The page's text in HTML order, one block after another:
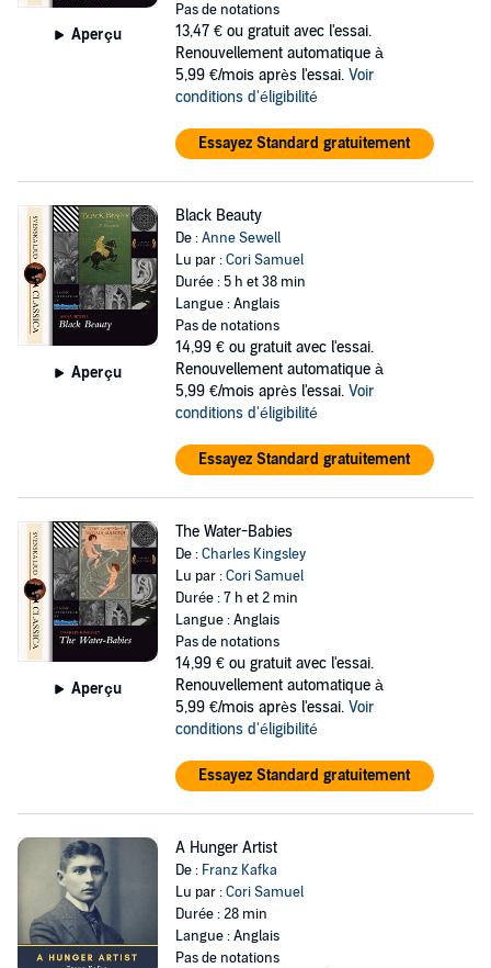
Aperçu
Pas de notations
13,47 € ou gratuit avec l'essai.
Renouvellement automatique à
5,99 €/mois après l'essai. Voir
conditions d'éligibilité
Essayez Standard gratuitement
Aperçu
Black Beauty
De :Anne Sewell
Lu par :Cori Samuel
Durée : 5 h et 38 min
Langue : Anglais
Pas de notations
14,99 € ou gratuit avec l'essai.
Renouvellement automatique à
5,99 €/mois après l'essai. Voir
conditions d'éligibilité
Essayez Standard gratuitement
Aperçu
The Water-Babies
De :Charles Kingsley
Lu par :Cori Samuel
Durée : 7 h et 2 min
Langue : Anglais
Pas de notations
14,99 € ou gratuit avec l'essai.
Renouvellement automatique à
5,99 €/mois après l'essai. Voir
conditions d'éligibilité
Essayez Standard gratuitement
A Hunger Artist
De : Franz Kafka
Lu par :Cori Samuel
Durée : 28 min
Langue : Anglais
Pas de notations